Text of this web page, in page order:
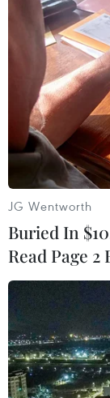
TIN LIÊN
World Cup
hình phát
07/06/2026 14:07
DAZN có trụ
để thử nghiệm
JG Wentworth
Buried In
Read Page